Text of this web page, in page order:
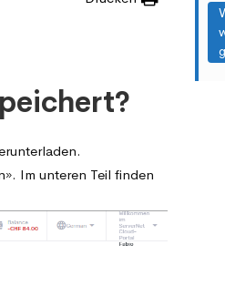
Im unteren Teil finden